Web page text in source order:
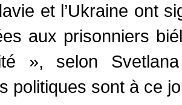
et l’Ukraine ont
aux prisonniers
», selon
politiques sont à ce